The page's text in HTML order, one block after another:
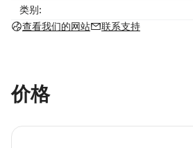
international customers.
Prevent confusion by
Ensure every customer sees the
content — start usingCountry
类别:
查看我们的网站
联系支持
价格